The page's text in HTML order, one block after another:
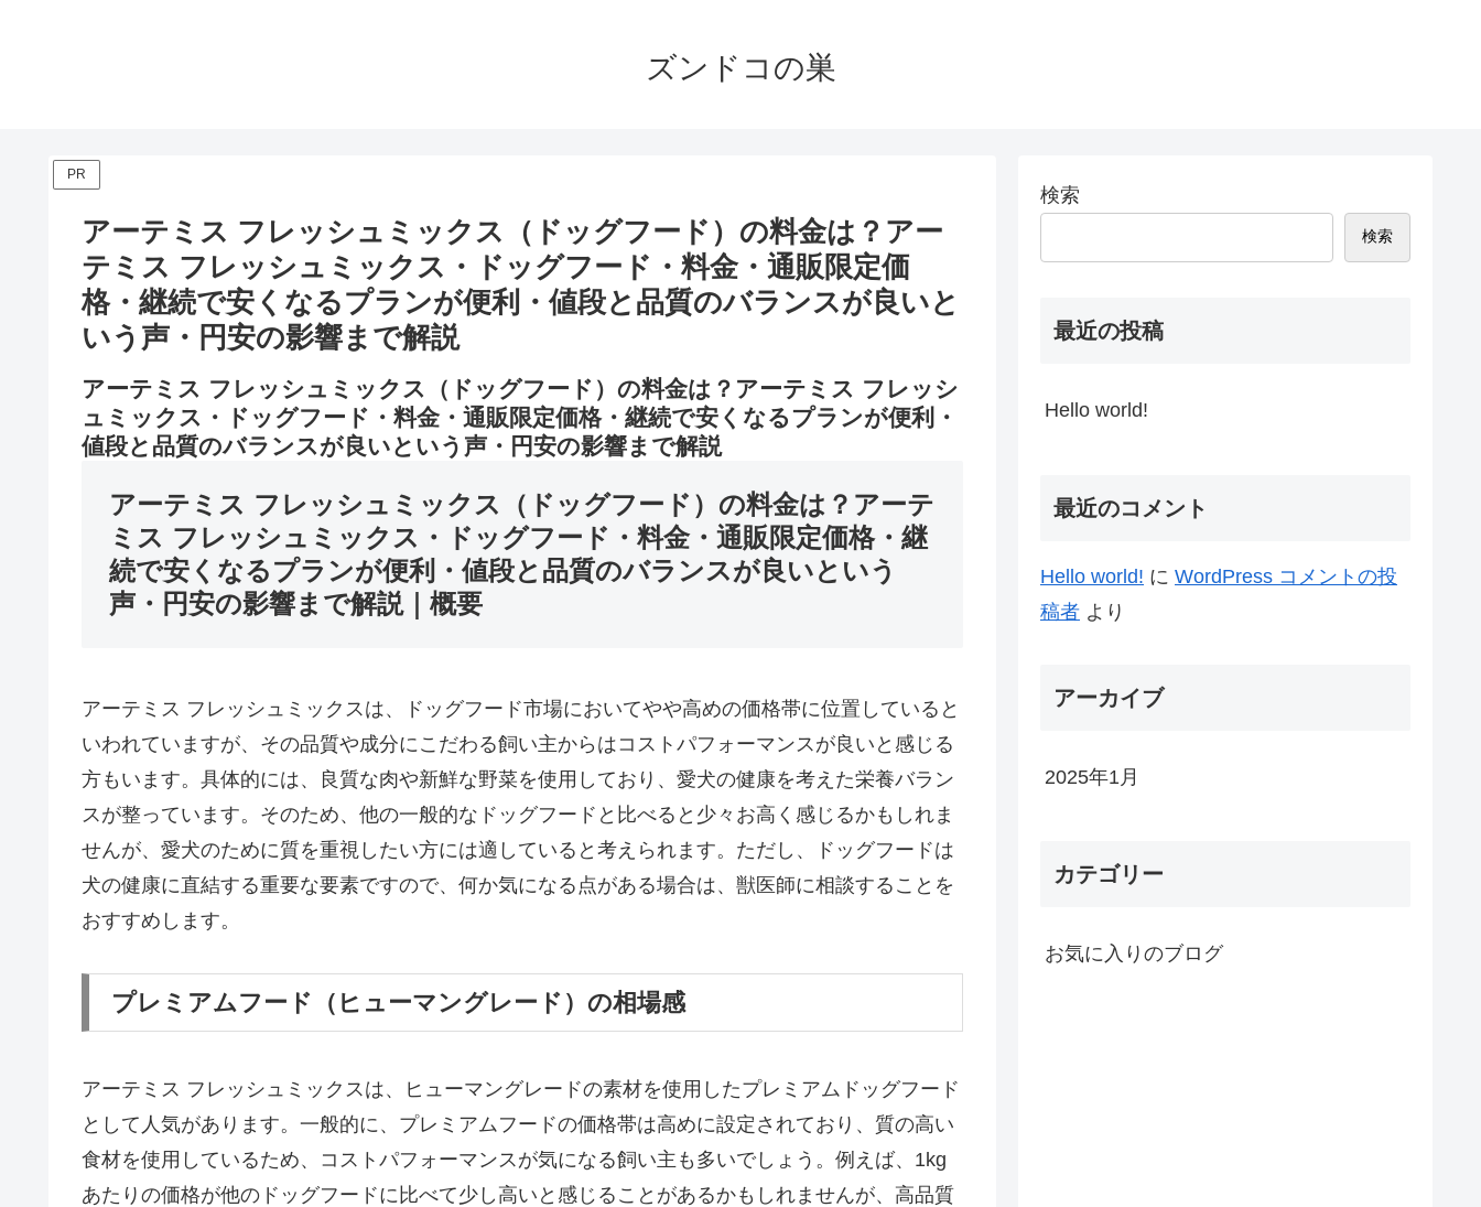
ズンドコの巣
PR
アーテミス フレッシュミックス（ドッグフード）の料金は？アー
テミス フレッシュミックス・ドッグフード・料金・通販限定価
格・継続で安くなるプランが便利・値段と品質のバランスが良いと
いう声・円安の影響まで解説
アーテミス フレッシュミックス（ドッグフード）の料金は？アーテミス フレッシ
ュミックス・ドッグフード・料金・通販限定価格・継続で安くなるプランが便利・
値段と品質のバランスが良いという声・円安の影響まで解説
アーテミス フレッシュミックス（ドッグフード）の料金は？アーテ
ミス フレッシュミックス・ドッグフード・料金・通販限定価格・継
続で安くなるプランが便利・値段と品質のバランスが良いという
声・円安の影響まで解説｜概要
アーテミス フレッシュミックスは、ドッグフード市場においてやや高めの価格帯に位置していると
いわれていますが、その品質や成分にこだわる飼い主からはコストパフォーマンスが良いと感じる
方もいます。具体的には、良質な肉や新鮮な野菜を使用しており、愛犬の健康を考えた栄養バラン
スが整っています。そのため、他の一般的なドッグフードと比べると少々お高く感じるかもしれま
せんが、愛犬のために質を重視したい方には適していると考えられます。ただし、ドッグフードは
犬の健康に直結する重要な要素ですので、何か気になる点がある場合は、獣医師に相談することを
おすすめします。
プレミアムフード（ヒューマングレード）の相場感
アーテミス フレッシュミックスは、ヒューマングレードの素材を使用したプレミアムドッグフード
として人気があります。一般的に、プレミアムフードの価格帯は高めに設定されており、質の高い
食材を使用しているため、コストパフォーマンスが気になる飼い主も多いでしょう。例えば、1kg
あたりの価格が他のドッグフードに比べて少し高いと感じることがあるかもしれませんが、高品質
検索
検索
最近の投稿
Hello world!
最近のコメント
Hello world! に WordPress コメントの投
稿者 より
アーカイブ
2025年1月
カテゴリー
お気に入りのブログ